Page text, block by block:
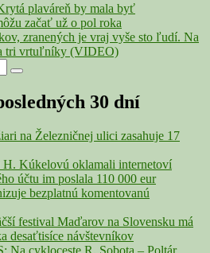
plaváreň by mala byť
začať už o pol roka
zranených je vraj vyše sto ľudí. Na
a tri vrtuľníky (VIDEO)
Search
30 dní
na Železničnej ulici zasahuje 17
Kúkelovú oklamali internetoví
účtu im poslala 110 000 eur
bezplatnú komentovanú
festival Maďarov na Slovensku má
desaťtisíce návštevníkov
cykloceste R. Sobota – Poltár